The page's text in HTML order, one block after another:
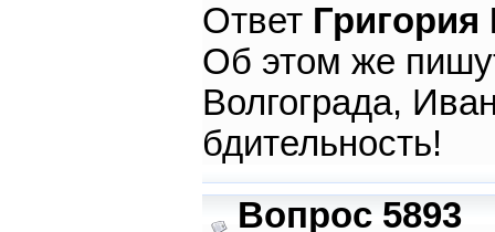
Ответ
Об этом же
Волгограда,
бдительность!
Вопрос 5893